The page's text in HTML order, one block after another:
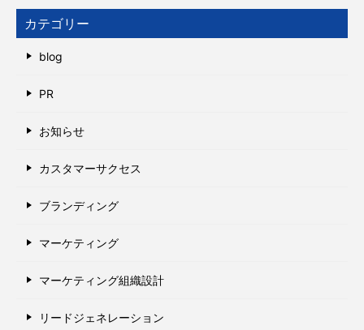
カテゴリー
blog
PR
お知らせ
カスタマーサクセス
ブランディング
マーケティング
マーケティング組織設計
リードジェネレーション